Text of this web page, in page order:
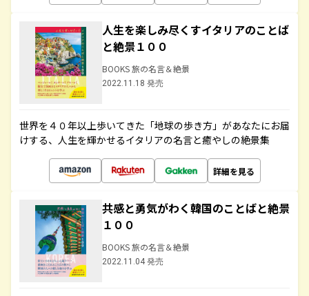
人生を楽しみ尽くすイタリアのことば
と絶景１００
BOOKS 旅の名言＆絶景
2022.11.18 発売
世界を４０年以上歩いてきた「地球の歩き方」があなたにお届
けする、人生を輝かせるイタリアの名言と癒やしの絶景集
詳細を見る
共感と勇気がわく韓国のことばと絶景
１００
BOOKS 旅の名言＆絶景
2022.11.04 発売